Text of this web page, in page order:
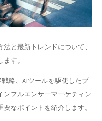
と最新トレンドについて、
す。
略、AIツールを駆使したブ
ンフルエンサーマーケティン
なポイントを紹介します。